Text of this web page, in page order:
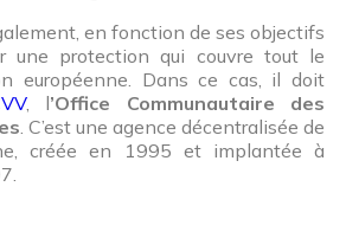
en fonction de ses objectifs
une protection qui couvre tout le
européenne. Dans ce cas, il doit
, l’Office Communautaire des
. C’est une agence décentralisée de
créée en 1995 et implantée à